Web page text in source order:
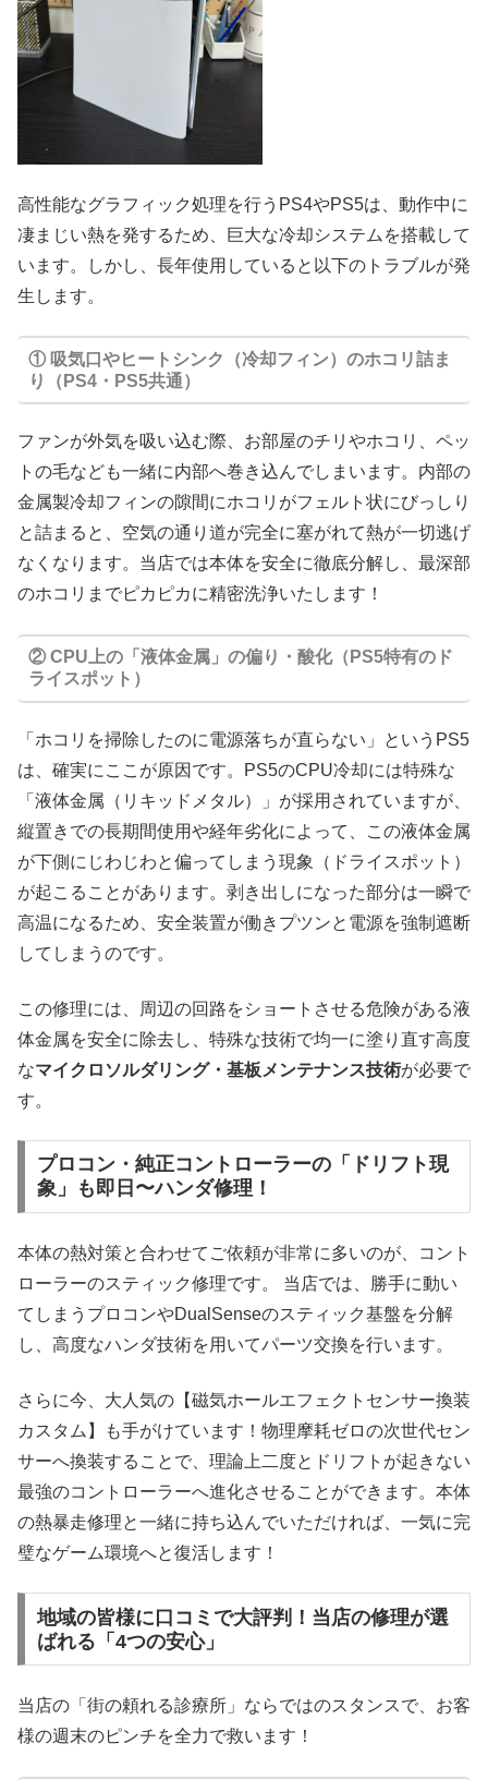
高性能なグラフィック処理を行うPS4やPS5は、動作中に
凄まじい熱を発するため、巨大な冷却システムを搭載して
います。しかし、長年使用していると以下のトラブルが発
生します。
① 吸気口やヒートシンク（冷却フィン）のホコリ詰ま
り（PS4・PS5共通）
ファンが外気を吸い込む際、お部屋のチリやホコリ、ペッ
トの毛なども一緒に内部へ巻き込んでしまいます。内部の
金属製冷却フィンの隙間にホコリがフェルト状にびっしり
と詰まると、空気の通り道が完全に塞がれて熱が一切逃げ
なくなります。当店では本体を安全に徹底分解し、最深部
のホコリまでピカピカに精密洗浄いたします！
② CPU上の「液体金属」の偏り・酸化（PS5特有のド
ライスポット）
「ホコリを掃除したのに電源落ちが直らない」というPS5
は、確実にここが原因です。PS5のCPU冷却には特殊な
「液体金属（リキッドメタル）」が採用されていますが、
縦置きでの長期間使用や経年劣化によって、この液体金属
が下側にじわじわと偏ってしまう現象（ドライスポット）
が起こることがあります。剥き出しになった部分は一瞬で
高温になるため、安全装置が働きプツンと電源を強制遮断
してしまうのです。
この修理には、周辺の回路をショートさせる危険がある液
体金属を安全に除去し、特殊な技術で均一に塗り直す高度
なマイクロソルダリング・基板メンテナンス技術が必要で
す。
プロコン・純正コントローラーの「ドリフト現
象」も即日〜ハンダ修理！
本体の熱対策と合わせてご依頼が非常に多いのが、コント
ローラーのスティック修理です。 当店では、勝手に動い
てしまうプロコンやDualSenseのスティック基盤を分解
し、高度なハンダ技術を用いてパーツ交換を行います。
さらに今、大人気の【磁気ホールエフェクトセンサー換装
カスタム】も手がけています！物理摩耗ゼロの次世代セン
サーへ換装することで、理論上二度とドリフトが起きない
最強のコントローラーへ進化させることができます。本体
の熱暴走修理と一緒に持ち込んでいただければ、一気に完
璧なゲーム環境へと復活します！
地域の皆様に口コミで大評判！当店の修理が選
ばれる「4つの安心」
当店の「街の頼れる診療所」ならではのスタンスで、お客
様の週末のピンチを全力で救います！